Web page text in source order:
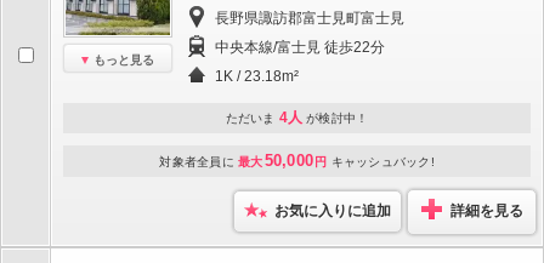
もっと見る
長野県諏訪郡富士見町富士見
中央本線/富士見 徒歩22分
1K / 23.18m²
ただいま 4人 が検討中！
対象者全員に 最大50,000 円 キャッシュバック!
お気に入りに追加 詳細を見る